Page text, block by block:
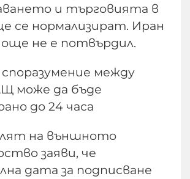
и търговията в
се нормализират. Иран
още не е потвърдил.
между
може да бъде
до 24 часа
на външното
заяви, че
дата за подписване